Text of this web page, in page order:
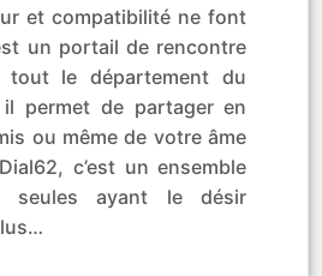
et compatibilité ne font
un portail de rencontre
tout le département du
il permet de partager en
ou même de votre âme
c’est un ensemble
seules ayant le désir